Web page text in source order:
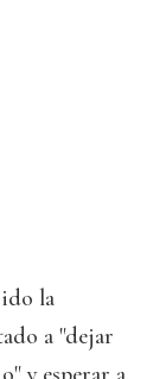
la
a "dejar